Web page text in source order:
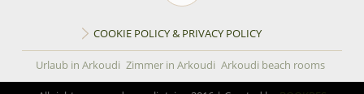
COOKIE POLICY & PRIVACY POLICY
Urlaub in Arkoudi Zimmer in Arkoudi Arkoudi beach rooms